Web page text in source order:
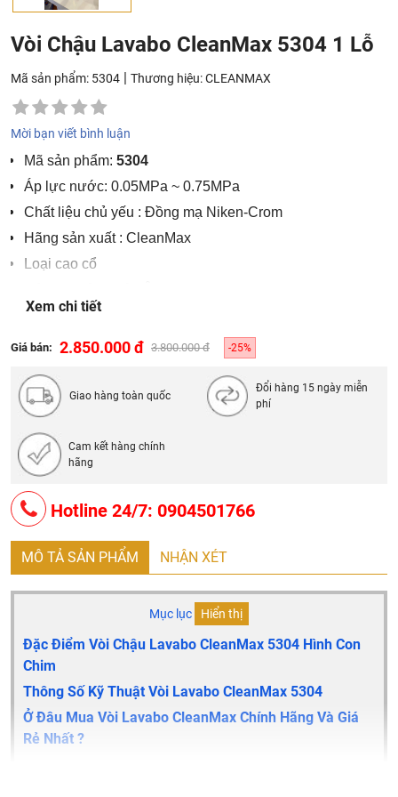
Vòi Chậu Lavabo CleanMax 5304 1 Lỗ
Mã sản phẩm: 5304 | Thương hiệu:CLEANMAX
Mời bạn viết bình luận
Mã sản phẩm: 5304
Áp lực nước: 0.05MPa ~ 0.75MPa
Chất liệu chủ yếu : Đồng mạ Niken-Crom
Hãng sản xuất : CleanMax
Loại cao cổ
Nơi sản xuất : Việt Nam
Xem chi tiết
Giá bán: 2.850.000 đ 3.800.000 đ -25%
Giao hàng toàn quốc
Đổi hàng 15 ngày miễn
phí
Cam kết hàng chính
hãng
Hotline 24/7: 0904501766
MÔ TẢ SẢN PHẨM NHẬN XÉT
Mục lục Hiển thị
Đặc Điểm Vòi Chậu Lavabo CleanMax 5304 Hình Con
Chim
Thông Số Kỹ Thuật Vòi Lavabo CleanMax 5304
Ở Đâu Mua Vòi Lavabo CleanMax Chính Hãng Và Giá
Rẻ Nhất ?